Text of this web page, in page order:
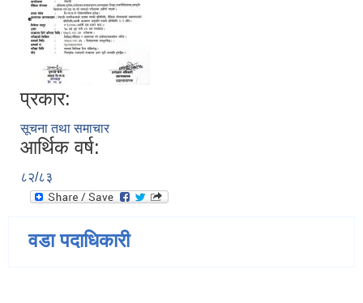
प्रकार:
सूचना तथा समाचार
आर्थिक वर्ष:
८२/८३
वडा पदाधिकारी